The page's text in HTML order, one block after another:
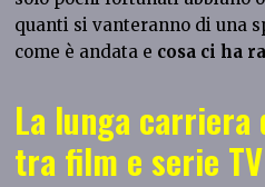
quanti si vanteranno di una
come è andata e cosa ci ha
La lunga carriera
tra film e serie TV